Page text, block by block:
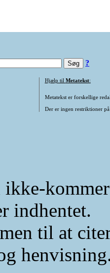
?
Hjælp til Metatekst:
Metatekst er forskellige
Der er ingen restriktioner
indhentet.
til at